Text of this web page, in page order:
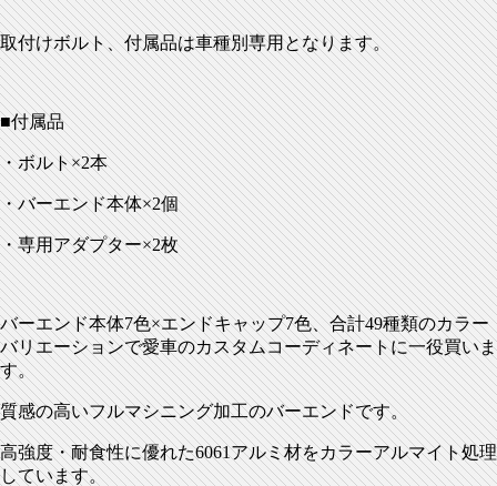
取付けボルト、付属品は車種別専用となります。
■付属品
・ボルト×2本
・バーエンド本体×2個
・専用アダプター×2枚
バーエンド本体7色×エンドキャップ7色、合計49種類のカラー
バリエーションで愛車のカスタムコーディネートに一役買いま
す。
質感の高いフルマシニング加工のバーエンドです。
高強度・耐食性に優れた6061アルミ材をカラーアルマイト処理
しています。